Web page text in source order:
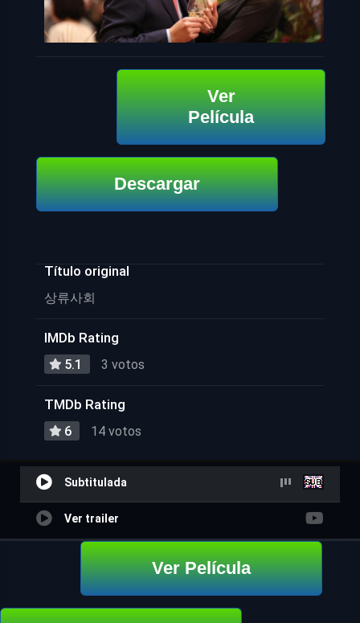
Ver
Película
Descargar
Título original
상류사회
IMDb Rating
5.1 3 votos
TMDb Rating
6 14 votos
Subtitulada
Ver trailer
Ver Película